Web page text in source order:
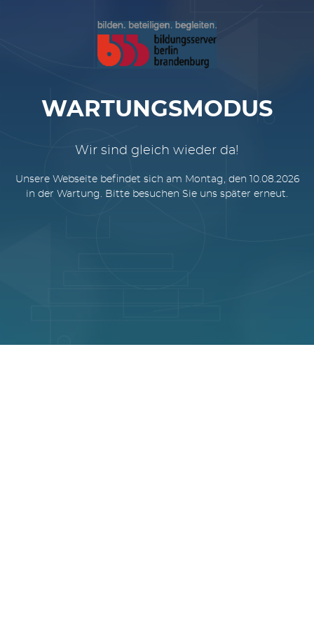
WARTUNGSMODUS
Wir sind gleich wieder da!
Unsere Webseite befindet sich am Montag, den 10.08.2026
in der Wartung. Bitte besuchen Sie uns später erneut.